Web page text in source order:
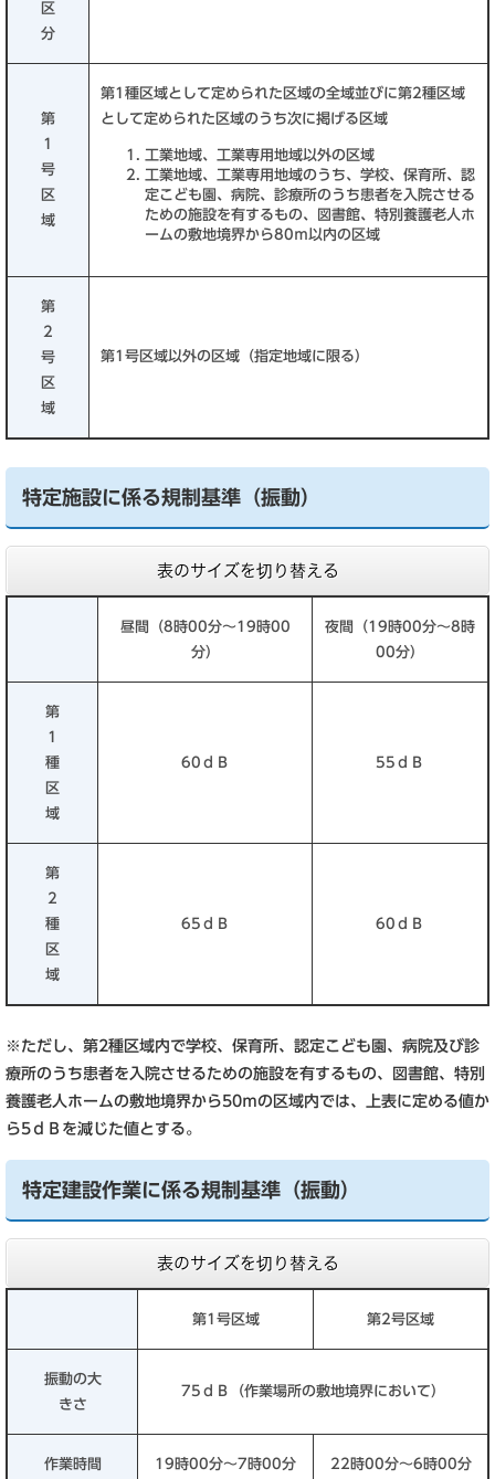
区
分
第
1
号
区
域
第1種区域として定められた区域の全域並びに第2種区域
として定められた区域のうち次に掲げる区域
工業地域、工業専用地域以外の区域
工業地域、工業専用地域のうち、学校、保育所、認
定こども園、病院、診療所のうち患者を入院させる
ための施設を有するもの、図書館、特別養護老人ホ
ームの敷地境界から80ｍ以内の区域
第
2
号
区
域
第1号区域以外の区域（指定地域に限る）
特定施設に係る規制基準（振動）
表のサイズを切り替える
昼間（8時00分～19時00
分）
夜間（19時00分～8時
00分）
第
1
種
区
域
60ｄＢ 55ｄＢ
第
2
種
区
域
65ｄＢ 60ｄＢ
※ただし、第2種区域内で学校、保育所、認定こども園、病院及び診
療所のうち患者を入院させるための施設を有するもの、図書館、特別
養護老人ホームの敷地境界から50ｍの区域内では、上表に定める値か
ら5ｄＢを減じた値とする。
特定建設作業に係る規制基準（振動）
表のサイズを切り替える
第1号区域 第2号区域
振動の大
きさ
75ｄＢ（作業場所の敷地境界において）
作業時間 19時00分～7時00分 22時00分～6時00分